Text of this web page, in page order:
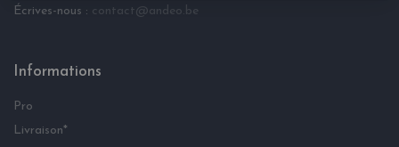
Écrives-nous : contact@andeo.be
Informations
Pro
Livraison*